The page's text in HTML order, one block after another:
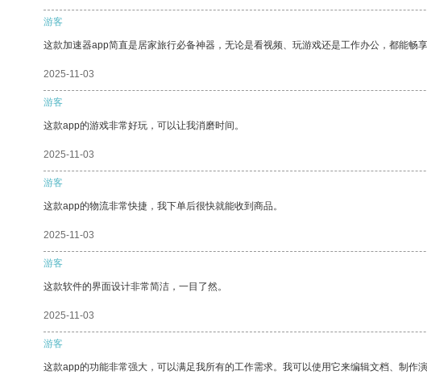
游客
这款加速器app简直是居家旅行必备神器，无论是看视频、玩游戏还是工作办公，都能畅
2025-11-03
游客
这款app的游戏非常好玩，可以让我消磨时间。
2025-11-03
游客
这款app的物流非常快捷，我下单后很快就能收到商品。
2025-11-03
游客
这款软件的界面设计非常简洁，一目了然。
2025-11-03
游客
这款app的功能非常强大，可以满足我所有的工作需求。我可以使用它来编辑文档、制作